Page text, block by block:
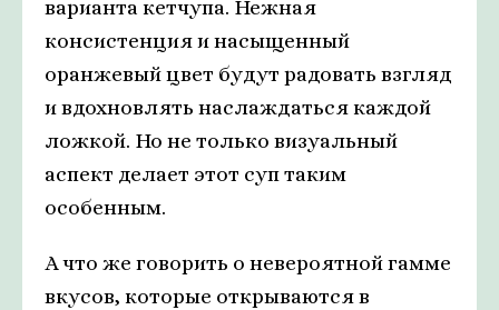
варианта кетчупа. Нежная
консистенция и насыщенный
оранжевый цвет будут радовать взгляд
и вдохновлять наслаждаться каждой
ложкой. Но не только визуальный
аспект делает этот суп таким
особенным.
А что же говорить о невероятной гамме
вкусов, которые открываются в